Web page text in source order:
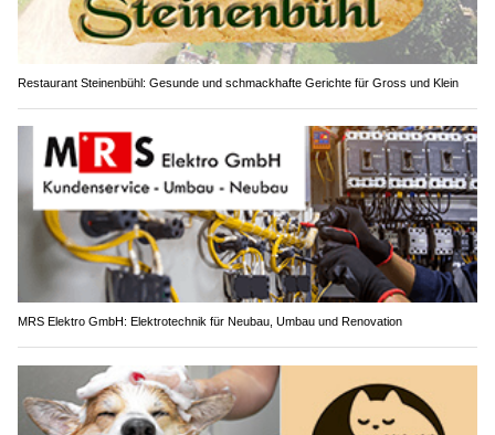
Restaurant Steinenbühl: Gesunde und schmackhafte Gerichte für Gross und Klein
MRS Elektro GmbH: Elektrotechnik für Neubau, Umbau und Renovation